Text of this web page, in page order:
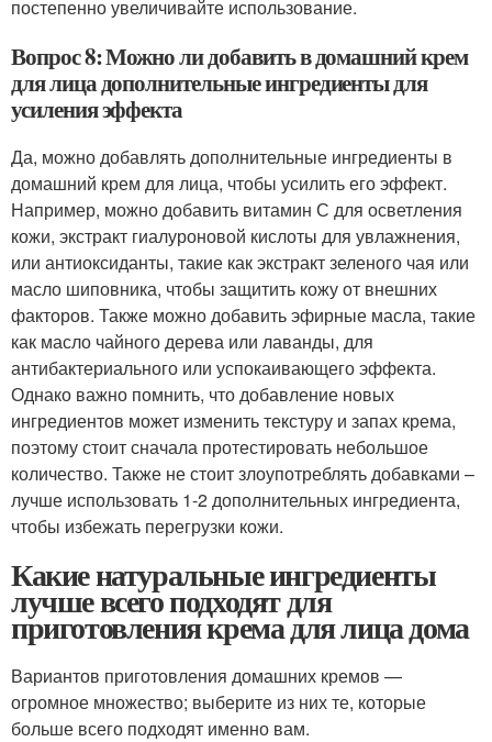
постепенно увеличивайте использование.
Вопрос 8: Можно ли добавить в домашний крем
для лица дополнительные ингредиенты для
усиления эффекта
Да, можно добавлять дополнительные ингредиенты в
домашний крем для лица, чтобы усилить его эффект.
Например, можно добавить витамин С для осветления
кожи, экстракт гиалуроновой кислоты для увлажнения,
или антиоксиданты, такие как экстракт зеленого чая или
масло шиповника, чтобы защитить кожу от внешних
факторов. Также можно добавить эфирные масла, такие
как масло чайного дерева или лаванды, для
антибактериального или успокаивающего эффекта.
Однако важно помнить, что добавление новых
ингредиентов может изменить текстуру и запах крема,
поэтому стоит сначала протестировать небольшое
количество. Также не стоит злоупотреблять добавками –
лучше использовать 1-2 дополнительных ингредиента,
чтобы избежать перегрузки кожи.
Какие натуральные ингредиенты
лучше всего подходят для
приготовления крема для лица дома
Вариантов приготовления домашних кремов —
огромное множество; выберите из них те, которые
больше всего подходят именно вам.